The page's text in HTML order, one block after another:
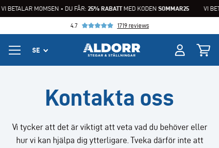
VI BETALAR MOMSEN • DU FÅR: 25% RABATTMED KODEN SOMMAR25 VI
4.7 1719 reviews
Kontakta oss
Vi tycker att det är viktigt att veta vad du behöver eller
hur vi kan hjälpa dig ytterligare. Tveka därför inte att